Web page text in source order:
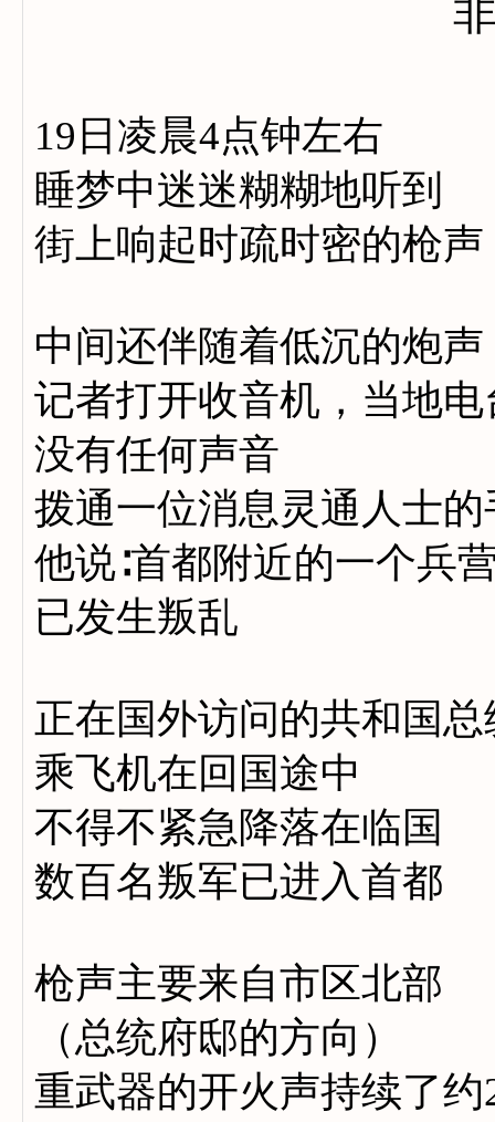
19日凌晨4点钟左右
睡梦中迷迷糊糊地听到
街上响起时疏时密的枪声
中间还伴随着低沉的炮声
记者打开收音机，当地电
没有任何声音
拨通一位消息灵通人士的
他说∶首都附近的一个兵
已发生叛乱
正在国外访问的共和国总
乘飞机在回国途中
不得不紧急降落在临国
数百名叛军已进入首都
枪声主要来自市区北部
（总统府邸的方向）
重武器的开火声持续了约